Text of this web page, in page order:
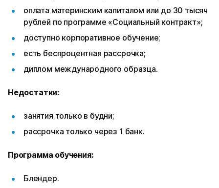
оплата материнским капиталом или до 30 тысяч
рублей по программе «Социальный контракт»;
доступно корпоративное обучение;
есть беспроцентная рассрочка;
диплом международного образца.
Недостатки:
занятия только в будни;
рассрочка только через 1 банк.
Программа обучения:
Блендер.